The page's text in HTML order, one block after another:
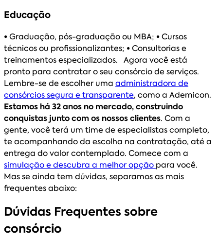
Educação
•Graduação, pós-graduação ou MBA; •Cursos
técnicos ou profissionalizantes; •Consultorias e
treinamentos especializados. Agora você está
pronto para contratar o seu consórcio de serviços.
Lembre-se de escolher uma administradora de
consórcios segura e transparente, como a Ademicon.
Estamos há 32 anos no mercado, construindo
conquistas junto com os nossos clientes. Com a
gente, você terá um time de especialistas completo,
te acompanhando da escolha na contratação, até a
entrega do valor contemplado. Comece com a
simulação e descubra a melhor opção para você.
Mas se ainda tem dúvidas, separamos as mais
frequentes abaixo:
Dúvidas Frequentes sobre
consórcio